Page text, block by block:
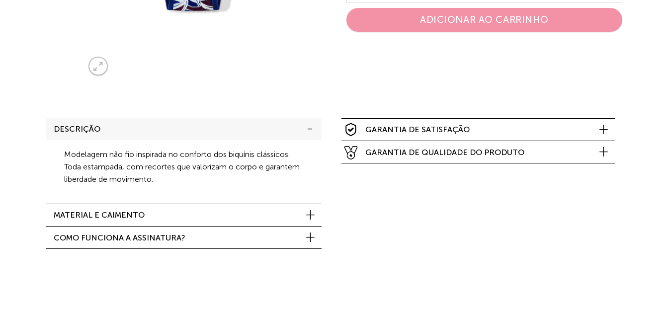
ADICIONAR AO CARRINHO
DESCRIÇÃO
Modelagem não fio inspirada no conforto dos biquínis clássicos.
Toda estampada, com recortes que valorizam o corpo e garantem
liberdade de movimento.
MATERIAL E CAIMENTO
COMO FUNCIONA A ASSINATURA?
GARANTIA DE SATISFAÇÃO
GARANTIA DE QUALIDADE DO PRODUTO